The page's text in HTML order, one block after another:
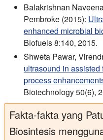
Balakrishnan
Pembroke (2015):
enhanced microbial
Biofuels 8:140, 2015.
Shweta Pawar,
ultrasound in
process
Biotechnology 50(6),
Fakta-fakta yang
Biosintesis